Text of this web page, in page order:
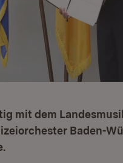
mit dem
Baden-